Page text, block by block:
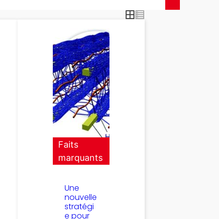
Faits
marquants
Une
nouvelle
stratégi
e pour